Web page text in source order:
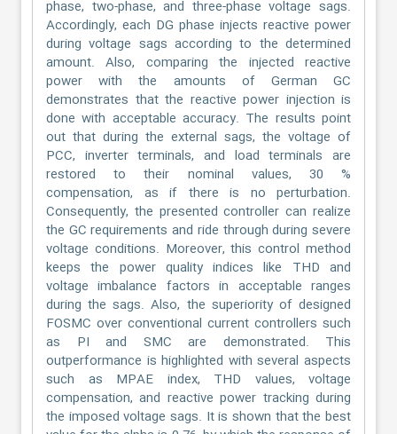
phase, two-phase, and three-phase voltage sags.
Accordingly, each DG phase injects reactive power
during voltage sags according to the determined
amount. Also, comparing the injected reactive
power with the amounts of German GC
demonstrates that the reactive power injection is
done with acceptable accuracy. The results point
out that during the external sags, the voltage of
PCC, inverter terminals, and load terminals are
restored to their nominal values, 30 %
compensation, as if there is no perturbation.
Consequently, the presented controller can realize
the GC requirements and ride through during severe
voltage conditions. Moreover, this control method
keeps the power quality indices like THD and
voltage imbalance factors in acceptable ranges
during the sags. Also, the superiority of designed
FOSMC over conventional current controllers such
as PI and SMC are demonstrated. This
outperformance is highlighted with several aspects
such as MPAE index, THD values, voltage
compensation, and reactive power tracking during
the imposed voltage sags. It is shown that the best